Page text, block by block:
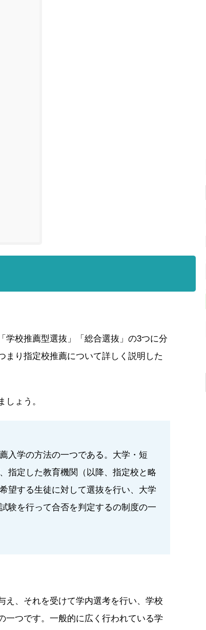
学校推薦型選抜」「総合選抜」の3つに分
まり指定校推薦について詳しく説明した
ょう。
入学の方法の一つである。大学・短
指定した教育機関（以降、指定校と略
望する生徒に対して選抜を行い、大学
験を行って合否を判定するの制度の一
え、それを受けて学内選考を行い、学校
一つです。一般的に広く行われている学